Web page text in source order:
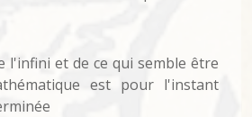
l'infini et de ce qui semble être
est pour l'instant